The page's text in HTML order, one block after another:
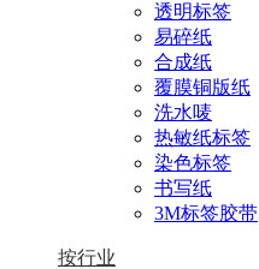
透明标签
易碎纸
合成纸
覆膜铜版纸
洗水唛
热敏纸标签
染色标签
书写纸
3M标签胶带
按行业